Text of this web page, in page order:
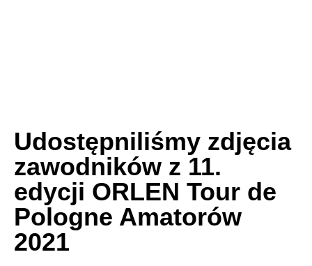
Udostępniliśmy zdjęcia
zawodników z 11.
edycji ORLEN Tour de
Pologne Amatorów
2021